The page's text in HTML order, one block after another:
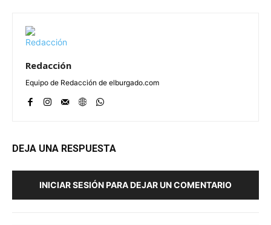
Redacción
Equipo de Redacción de elburgado.com
DEJA UNA RESPUESTA
INICIAR SESIÓN PARA DEJAR UN COMENTARIO